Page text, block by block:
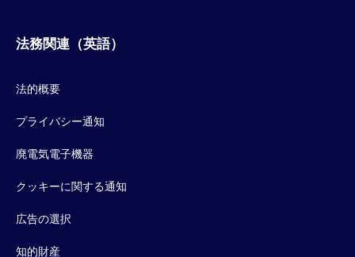
法務関連（英語）
法的概要
プライバシー通知
廃電気電子機器
クッキーに関する通知
広告の選択
知的財産